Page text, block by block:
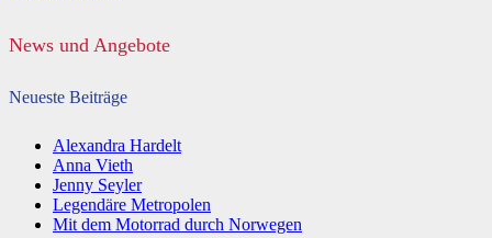
News und Angebote
Neueste Beiträge
Alexandra Hardelt
Anna Vieth
Jenny Seyler
Legendäre Metropolen
Mit dem Motorrad durch Norwegen